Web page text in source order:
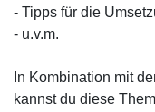
- Tipps für die
- u.v.m.
In Kombination mit
kannst du diese